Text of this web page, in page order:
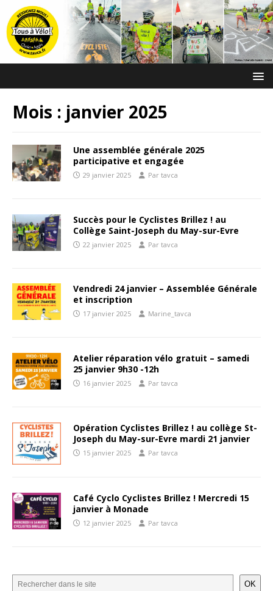
Mois : janvier 2025
Une assemblée générale 2025
participative et engagée
29 janvier 2025 Par tavca
Succès pour le Cyclistes Brillez ! au
Collège Saint-Joseph du May-sur-Evre
22 janvier 2025 Par tavca
Vendredi 24 janvier – Assemblée Générale
et inscription
17 janvier 2025 Marine_tavca
Atelier réparation vélo gratuit – samedi
25 janvier 9h30 -12h
16 janvier 2025 Par tavca
Opération Cyclistes Brillez ! au collège St-
Joseph du May-sur-Evre mardi 21 janvier
15 janvier 2025 Par tavca
Café Cyclo Cyclistes Brillez ! Mercredi 15
janvier à Monade
12 janvier 2025 Par tavca
OK